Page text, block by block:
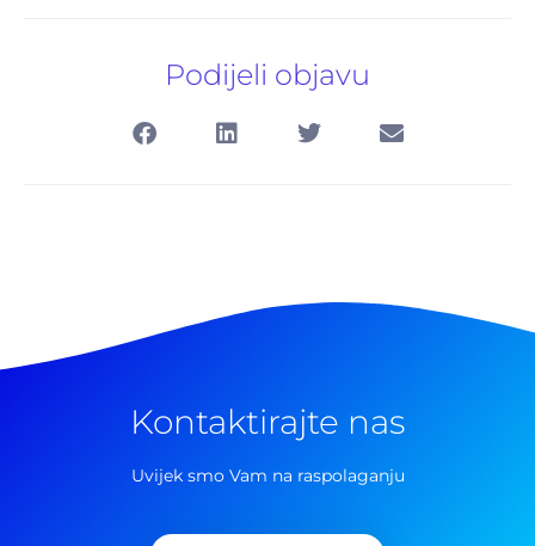
Podijeli objavu
Kontaktirajte nas
Uvijek smo Vam na raspolaganju